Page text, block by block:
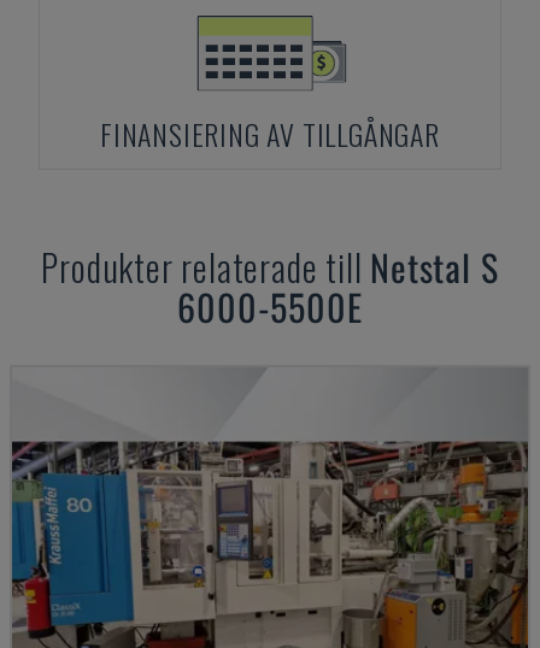
FINANSIERING AV TILLGÅNGAR
Produkter relaterade till Netstal S
6000-5500E